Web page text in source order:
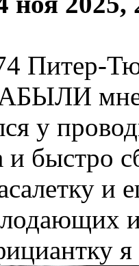
Питер-
мне
у
быстро
и